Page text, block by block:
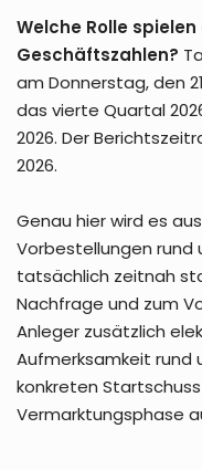
Welche Rolle
Geschäftszahlen?
am Donnerstag, den
das vierte Quartal
2026. Der
2026.
Genau hier wird es
Vorbestellungen rund
tatsächlich zeitnah
Nachfrage und zum
Anleger zusätzlich
Aufmerksamkeit rund
konkreten
Vermarktungsphase